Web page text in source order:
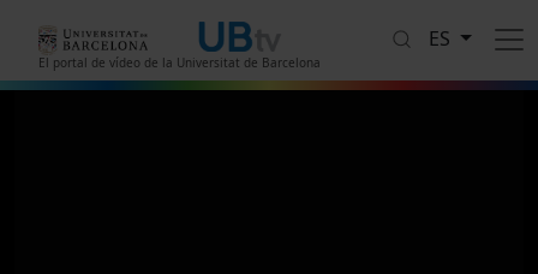
El portal de vídeo de la Universitat de Barcelona
ES